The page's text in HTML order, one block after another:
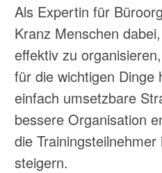
Als Expertin für
Kranz Menschen
effektiv zu
für die wichtigen Dinge
einfach umsetzbare
bessere Organisation
die
steigern.